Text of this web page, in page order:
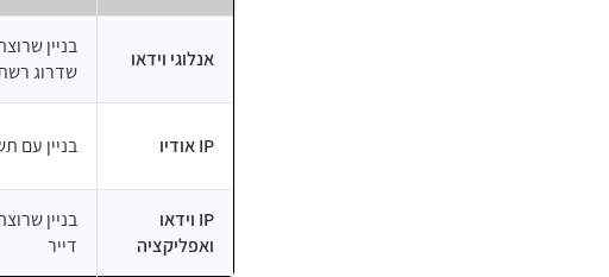
אנלוגי וידאו
בניין
שדרוג
IP אודיו בניין עם
IP וידאו
ואפליקציה
בניין
דייר